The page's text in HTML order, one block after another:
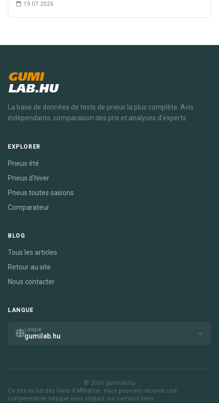
19.07.2026
GUMI
LAB.HU
La base de données de tests de pneus la plus complète. Avis
indépendants, comparaison des prix et analyses d'experts.
EXPLORER
Pneus été
Pneus d'hiver
Pneus toutes saisons
Comparateur
BLOG
Tous les articles
Retour au site
Nous contacter
LANGUE
Langue
gumilab.hu
© 2026 gumilab.hu
Ce site inclut des liens d'affiliation. nous pouvons recevoir une
compensation lorsque vous cliquez sur certains liens.